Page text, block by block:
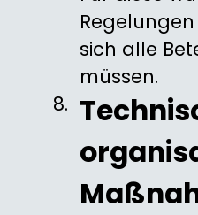
sich alle
müssen.